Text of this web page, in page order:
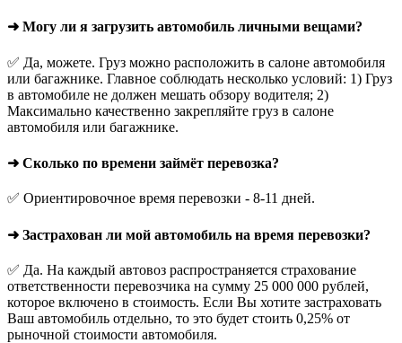
➜ Могу ли я загрузить автомобиль личными вещами?
✅ Да, можете. Груз можно расположить в салоне автомобиля
или багажнике. Главное соблюдать несколько условий: 1) Груз
в автомобиле не должен мешать обзору водителя; 2)
Максимально качественно закрепляйте груз в салоне
автомобиля или багажнике.
➜ Сколько по времени займёт перевозка?
✅ Ориентировочное время перевозки - 8-11 дней.
➜ Застрахован ли мой автомобиль на время перевозки?
✅ Да. На каждый автовоз распространяется страхование
ответственности перевозчика на сумму 25 000 000 рублей,
которое включено в стоимость. Если Вы хотите застраховать
Ваш автомобиль отдельно, то это будет стоить 0,25% от
рыночной стоимости автомобиля.